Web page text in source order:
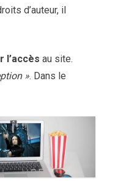
d’auteur, il
l’accès au site.
». Dans le